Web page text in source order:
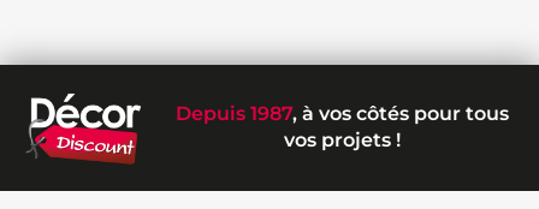
Depuis 1987, à vos côtés pour tous
vos projets !